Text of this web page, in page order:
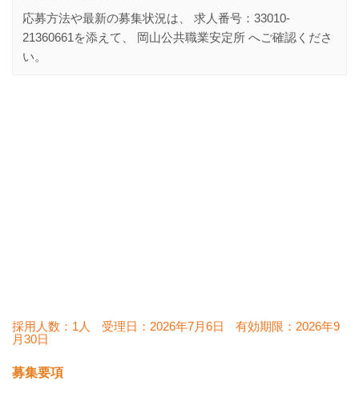
応募方法や最新の募集状況は、 求人番号： 33010-
21360661 を添えて、 岡山公共職業安定所 へご確認くださ
い。
採用人数：1人 受理日： 2026年7月6日 有効期限： 2026年9
月30日
募集要項